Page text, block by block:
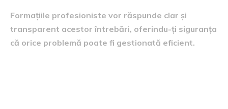
Formațiile profesioniste vor răspunde clar și
transparent acestor întrebări, oferindu-ți siguranța
că orice problemă poate fi gestionată eficient.